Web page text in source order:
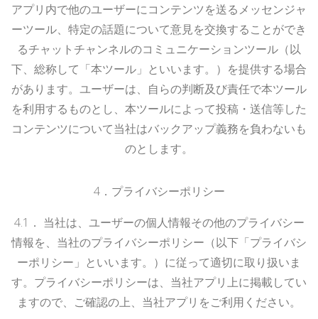
アプリ内で他のユーザーにコンテンツを送るメッセンジャ
ーツール、特定の話題について意見を交換することができ
るチャットチャンネルのコミュニケーションツール（以
下、総称して「本ツール」といいます。）を提供する場合
があります。ユーザーは、自らの判断及び責任で本ツール
を利用するものとし、本ツールによって投稿・送信等した
コンテンツについて当社はバックアップ義務を負わないも
のとします。
4．プライバシーポリシー
4.1 ． 当社は、ユーザーの個人情報その他のプライバシー
情報を、当社のプライバシーポリシー（以下「プライバシ
ーポリシー」といいます。）に従って適切に取り扱いま
す。プライバシーポリシーは、当社アプリ上に掲載してい
ますので、ご確認の上、当社アプリをご利用ください。